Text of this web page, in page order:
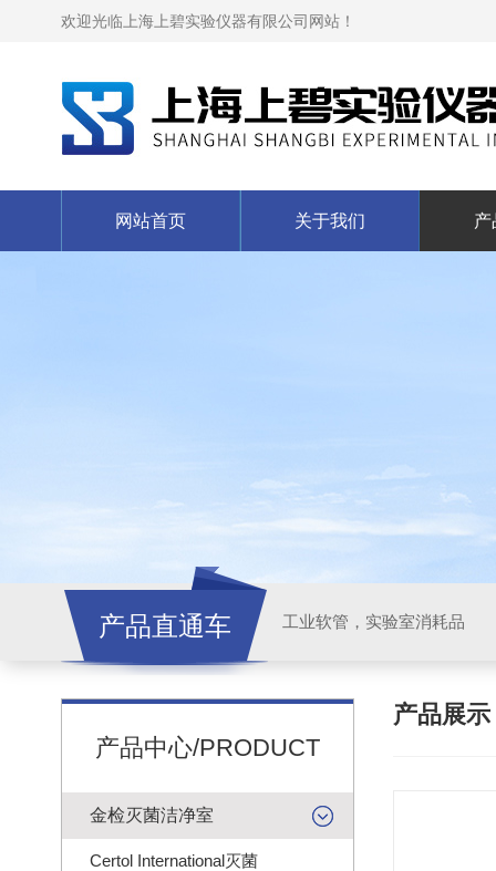
欢迎光临上海上碧实验仪器有限公司网站！
网站首页 关于我们 产
产品直通车 工业软管，实验室消耗品
产品中心/PRODUCT
金检灭菌洁净室
Certol International灭菌
产品展示